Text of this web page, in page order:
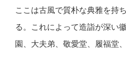
ここは古風で質朴な典雅を持
る。これによって造詣が深い
園、大夫弟、敬愛堂、履福堂